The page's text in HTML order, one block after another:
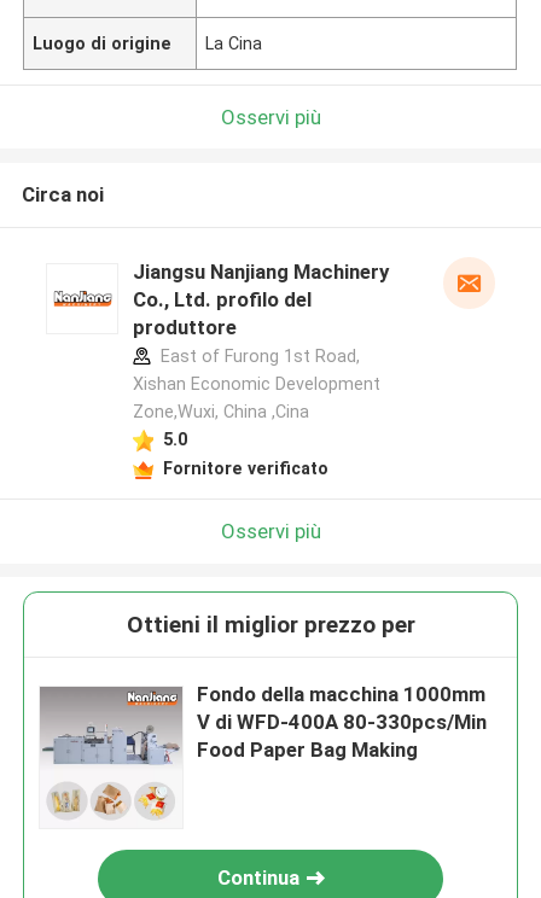
Luogo di origine La Cina
Osservi più
Circa noi
Jiangsu Nanjiang Machinery
Co., Ltd. profilo del
produttore
East of Furong 1st Road,
Xishan Economic Development
Zone,Wuxi, China ,Cina
5.0
Fornitore verificato
Osservi più
Ottieni il miglior prezzo per
Fondo della macchina 1000mm
V di WFD-400A 80-330pcs/Min
Food Paper Bag Making
Continua